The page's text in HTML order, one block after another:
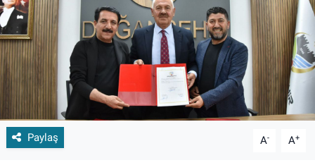
Paylaş A- A+